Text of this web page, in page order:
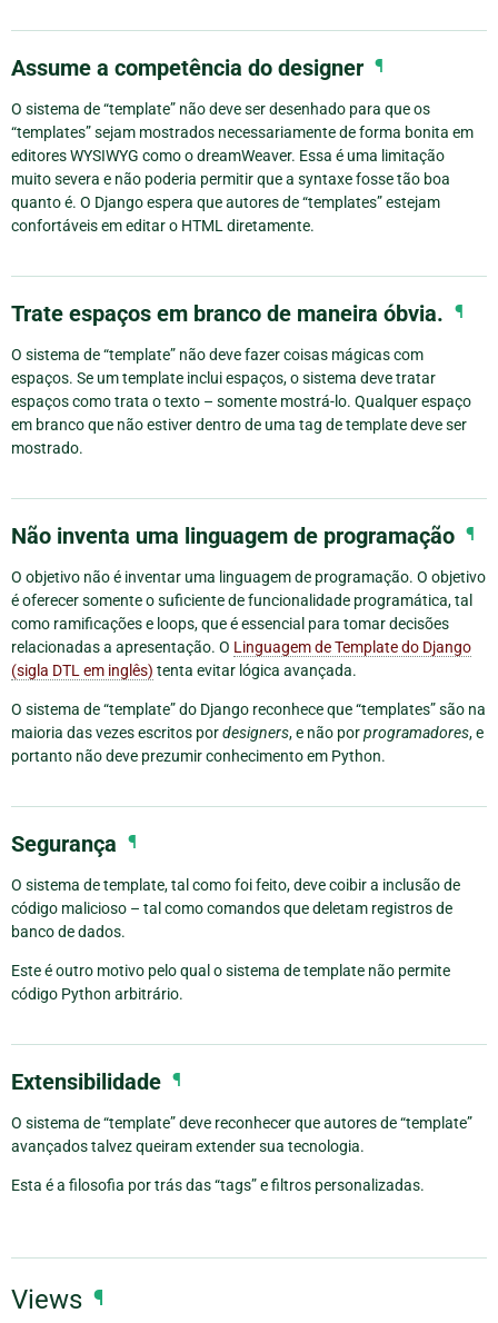
Assume a competência do designer ¶
O sistema de “template” não deve ser desenhado para que os
“templates” sejam mostrados necessariamente de forma bonita em
editores WYSIWYG como o dreamWeaver. Essa é uma limitação
muito severa e não poderia permitir que a syntaxe fosse tão boa
quanto é. O Django espera que autores de “templates” estejam
confortáveis em editar o HTML diretamente.
Trate espaços em branco de maneira óbvia. ¶
O sistema de “template” não deve fazer coisas mágicas com
espaços. Se um template inclui espaços, o sistema deve tratar
espaços como trata o texto – somente mostrá-lo. Qualquer espaço
em branco que não estiver dentro de uma tag de template deve ser
mostrado.
Não inventa uma linguagem de programação ¶
O objetivo não é inventar uma linguagem de programação. O objetivo
é oferecer somente o suficiente de funcionalidade programática, tal
como ramificações e loops, que é essencial para tomar decisões
relacionadas a apresentação. O Linguagem de Template do Django
(sigla DTL em inglês) tenta evitar lógica avançada.
O sistema de “template” do Django reconhece que “templates” são na
maioria das vezes escritos pordesigners, e não porprogramadores, e
portanto não deve prezumir conhecimento em Python.
Segurança ¶
O sistema de template, tal como foi feito, deve coibir a inclusão de
código malicioso – tal como comandos que deletam registros de
banco de dados.
Este é outro motivo pelo qual o sistema de template não permite
código Python arbitrário.
Extensibilidade ¶
O sistema de “template” deve reconhecer que autores de “template”
avançados talvez queiram extender sua tecnologia.
Esta é a filosofia por trás das “tags” e filtros personalizadas.
Views ¶